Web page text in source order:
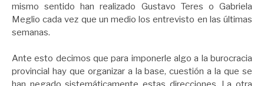
mismo sentido han realizado Gustavo Teres o Gabriela
Meglio cada vez que un medio los entrevisto en las últimas
semanas.
Ante esto decimos que para imponerle algo a la burocracia
provincial hay que organizar a la base, cuestión a la que se